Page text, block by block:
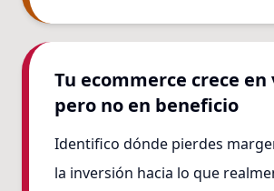
Tu ecommerce crece en
pero no en beneficio
Identifico dónde pierdes
la inversión hacia lo que